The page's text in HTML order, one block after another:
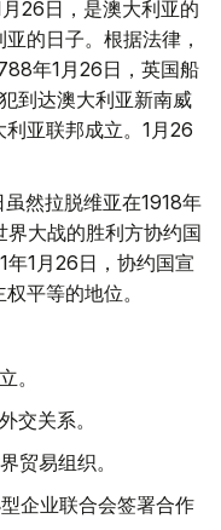
26日，是澳大利亚的
的日子。根据法律，
年1月26日，英国船
到达澳大利亚新南威
利亚联邦成立。1月26
虽然拉脱维亚在1918年
界大战的胜利方协约国
年1月26日，协约国宣
平等的地位。
。
交关系。
贸易组织。
企业联合会签署合作